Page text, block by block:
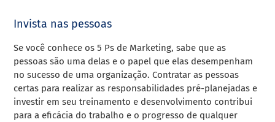
Invista nas pessoas
Se você conhece os 5 Ps de Marketing, sabe que as
pessoas são uma delas e o papel que elas desempenham
no sucesso de uma organização. Contratar as pessoas
certas para realizar as responsabilidades pré-planejadas e
investir em seu treinamento e desenvolvimento contribui
para a eficácia do trabalho e o progresso de qualquer